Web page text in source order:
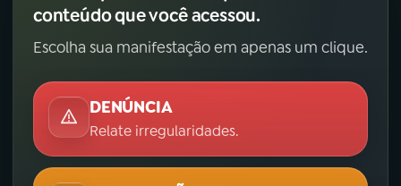
conteúdo que você acessou.
Escolha sua manifestação em apenas um clique.
DENÚNCIA
Relate irregularidades.